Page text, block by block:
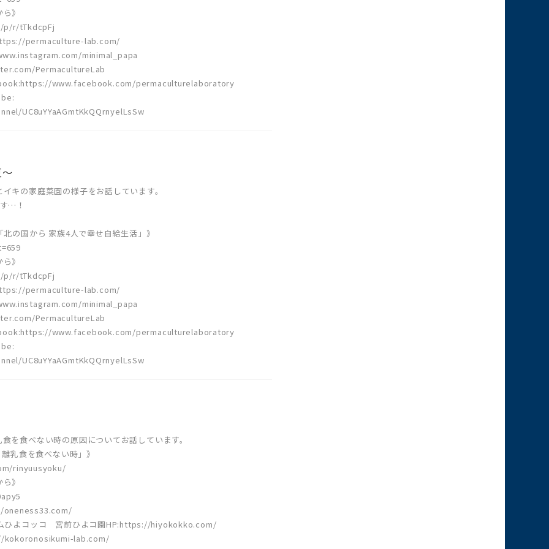
》
r/tTkdcpFj
permaculture-lab.com/
minimal_papa
PermacultureLab
www.facebook.com/permaculturelaboratory
UC8uYYaAGmtKkQQrnyelLsSw
キの家庭菜園の様子をお話しています。
…！
の国から 家族4人で幸せ自給生活」》
》
r/tTkdcpFj
permaculture-lab.com/
minimal_papa
PermacultureLab
www.facebook.com/permaculturelaboratory
UC8uYYaAGmtKkQQrnyelLsSw
を食べない時の原因についてお話しています。
乳食を食べない時」》
rinyuusyoku/
》
oneness33.com/
ひよコッコ 宮前ひよコ園HP:https://hiyokokko.com/
kokoronosikumi-lab.com/